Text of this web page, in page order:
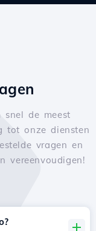
snel de meest
tot onze diensten
vragen en
vereenvoudigen!